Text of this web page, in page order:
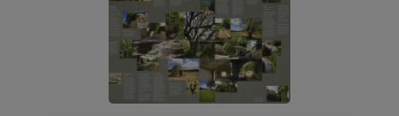
abreuvoir, un aqueduc, carrelé de tommettes, acheminant
l’eau de la source vers les jardins et terres cultivées de